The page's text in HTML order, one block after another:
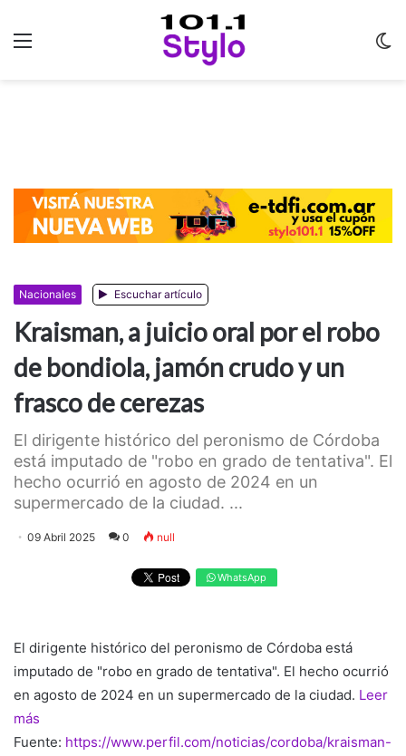
Nacionales Escuchar artículo
Kraisman, a juicio oral por el robo
de bondiola, jamón crudo y un
frasco de cerezas
El dirigente histórico del peronismo de Córdoba
está imputado de "robo en grado de tentativa". El
hecho ocurrió en agosto de 2024 en un
supermercado de la ciudad. ...
09 Abril 2025 0 null
WhatsApp
El dirigente histórico del peronismo de Córdoba está
imputado de "robo en grado de tentativa". El hecho ocurrió
en agosto de 2024 en un supermercado de la ciudad. Leer
más
Fuente: https://www.perfil.com/noticias/cordoba/kraisman-